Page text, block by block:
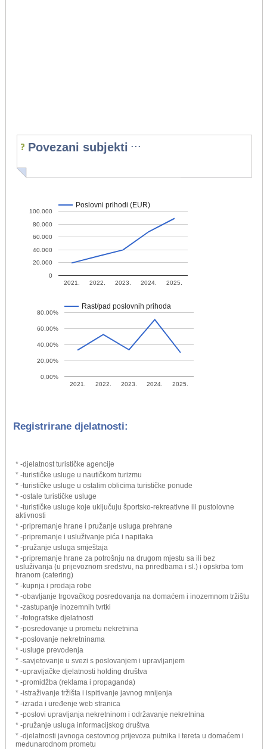
Povezani subjekti ...
Poslovni prihodi (EUR)
2021. 2022. 2023. 2024. 2025.
0
20.000
40.000
60.000
80.000
100.000
Rast/pad poslovnih prihoda
2021. 2022. 2023. 2024. 2025.
0,00%
20,00%
40,00%
60,00%
80,00%
Registrirane djelatnosti:
* -djelatnost turističke agencije
* -turističke usluge u nautičkom turizmu
* -turističke usluge u ostalim oblicima turističke ponude
* -ostale turističke usluge
* -turističke usluge koje uključuju športsko-rekreativne ili pustolovne
aktivnosti
* -pripremanje hrane i pružanje usluga prehrane
* -pripremanje i usluživanje pića i napitaka
* -pružanje usluga smještaja
* -pripremanje hrane za potrošnju na drugom mjestu sa ili bez
usluživanja (u prijevoznom sredstvu, na priredbama i sl.) i opskrba tom
hranom (catering)
* -kupnja i prodaja robe
* -obavljanje trgovačkog posredovanja na domaćem i inozemnom tržištu
* -zastupanje inozemnih tvrtki
* -fotografske djelatnosti
* -posredovanje u prometu nekretnina
* -poslovanje nekretninama
* -usluge prevođenja
* -savjetovanje u svezi s poslovanjem i upravljanjem
* -upravljačke djelatnosti holding društva
* -promidžba (reklama i propaganda)
* -istraživanje tržišta i ispitivanje javnog mnijenja
* -izrada i uređenje web stranica
* -poslovi upravljanja nekretninom i održavanje nekretnina
* -pružanje usluga informacijskog društva
* -djelatnosti javnoga cestovnog prijevoza putnika i tereta u domaćem i
međunarodnom prometu